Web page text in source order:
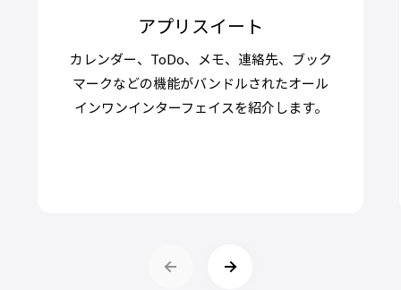
アプリスイート
カレンダー、ToDo、メモ、連絡先、ブック
マークなどの機能がバンドルされたオール
インワンインターフェイスを紹介します。